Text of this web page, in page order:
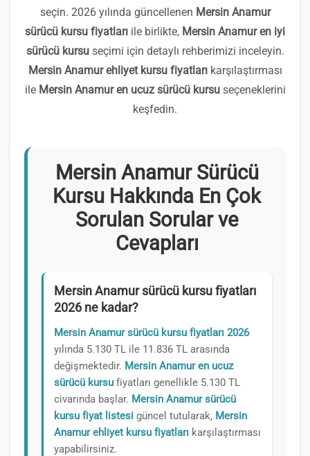
seçin. 2026 yılında güncellenen Mersin Anamur
sürücü kursu fiyatları ile birlikte, Mersin Anamur en iyi
sürücü kursuseçimi için detaylı rehberimizi inceleyin.
Mersin Anamur ehliyet kursu fiyatlarıkarşılaştırması
ile Mersin Anamur en ucuz sürücü kursuseçeneklerini
keşfedin.
Mersin Anamur Sürücü
Kursu Hakkında En Çok
Sorulan Sorular ve
Cevapları
Mersin Anamur sürücü kursu fiyatları
2026 ne kadar?
Mersin Anamur sürücü kursu fiyatları 2026
yılında 5.130 TL ile 11.836 TL arasında
değişmektedir. Mersin Anamur en ucuz
sürücü kursu fiyatları genellikle 5.130 TL
civarında başlar. Mersin Anamur sürücü
kursu fiyat listesi güncel tutularak, Mersin
Anamur ehliyet kursu fiyatları karşılaştırması
yapabilirsiniz.